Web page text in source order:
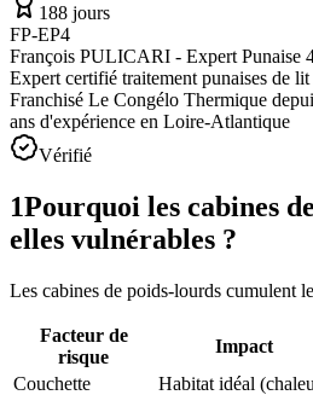
188 jours
FP-EP4
François PULICARI - Expert Punaise
Expert certifié traitement punaises de lit
Franchisé Le Congélo Thermique
ans d'expérience en Loire-Atlantique
Vérifié
1Pourquoi les cabines
elles vulnérables ?
Les cabines de poids-lourds cumulent
Facteur de
risque
Impact
Couchette
Habitat idéal